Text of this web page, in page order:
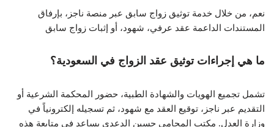
نعم، من خلال خدمة توثيق زواج سابق عبر منصة ناجز، بإرفاق
المستندات الداعمة عقد عرفي، شهود، أو إثبات زواج سابق
ما هي إجراءات توثيق عقد الزواج في السعودية؟
تشمل تجميع الهويات والشهادة الطبية، حضور المحكمة الشرعية أو
التقديم عبر ناجز، توقيع العقد مع شهود، ثم تسجيله إلكترونياً في
وزارة العدل. مكتب المحامي حسين الدعدي يساعد في متابعة هذه